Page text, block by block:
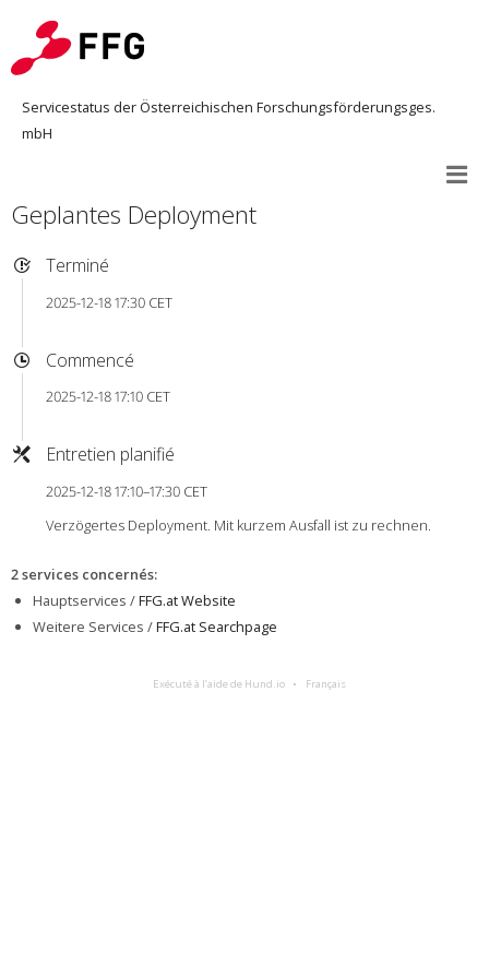
Servicestatus der Österreichischen Forschungsförderungsges.
mbH
Geplantes Deployment
Terminé
2025-12-18 17:30 CET
Commencé
2025-12-18 17:10 CET
Entretien planifié
2025-12-18 17:10–17:30 CET
Verzögertes Deployment. Mit kurzem Ausfall ist zu rechnen.
2 services concernés:
Hauptservices /FFG.at Website
Weitere Services /FFG.at Searchpage
Exécuté à l’aide de Hund.io Français